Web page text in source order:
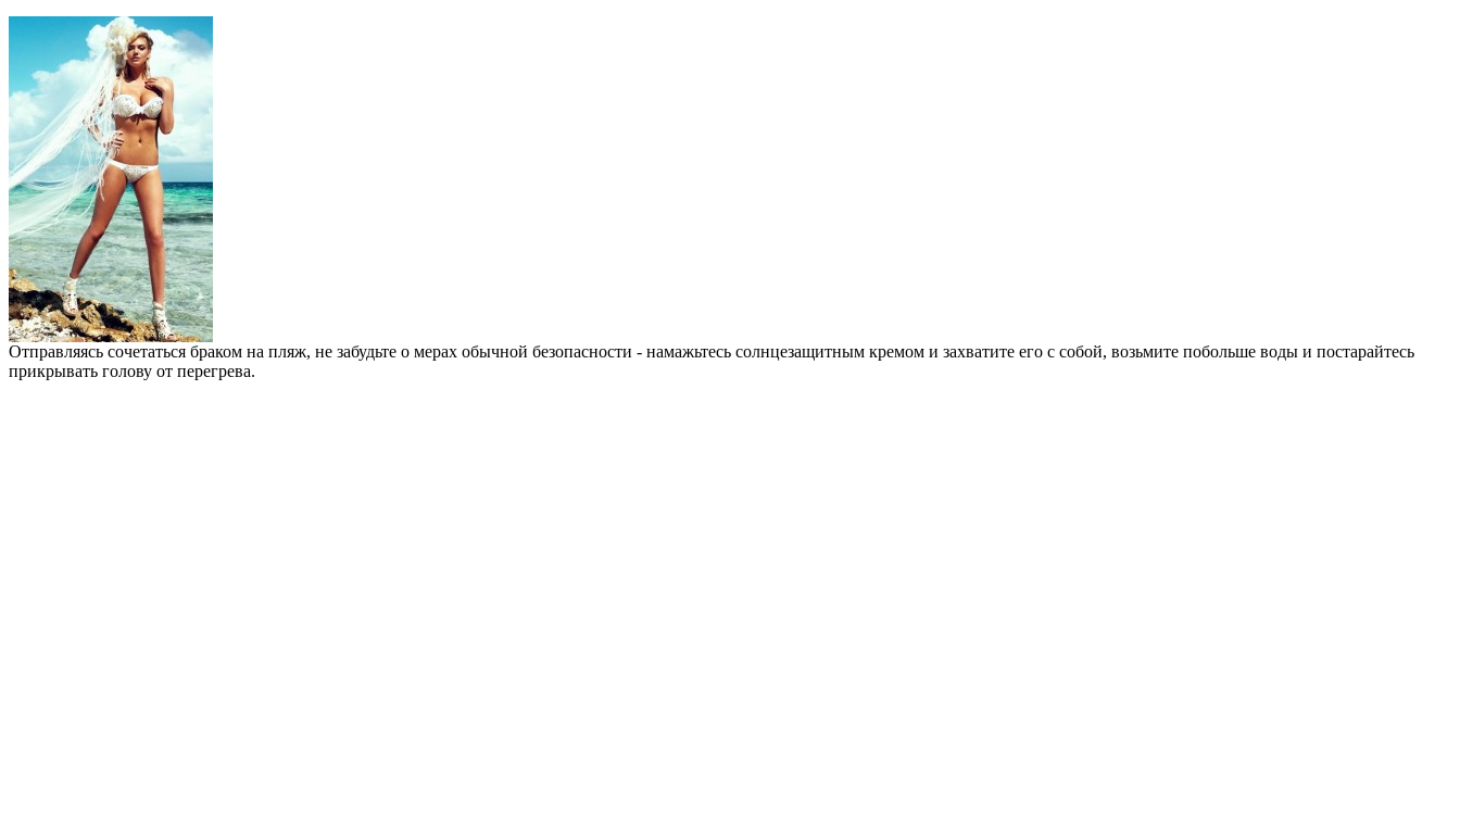
Отправляясь сочетаться браком на пляж, не забудьте о мерах обычной безопасности - намажьтесь солнцезащитным кремом и захватите его с собой, возьмите побольше воды и постарайтесь
прикрывать голову от перегрева.